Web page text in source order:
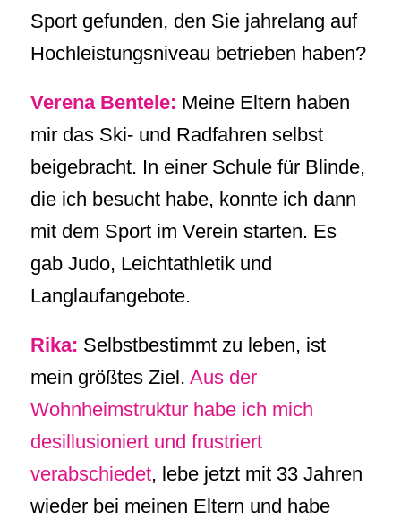
Sport gefunden, den Sie jahrelang auf
Hochleistungsniveau betrieben haben?
Verena Bentele: Meine Eltern haben
mir das Ski- und Radfahren selbst
beigebracht. In einer Schule für Blinde,
die ich besucht habe, konnte ich dann
mit dem Sport im Verein starten. Es
gab Judo, Leichtathletik und
Langlaufangebote.
Rika: Selbstbestimmt zu leben, ist
mein größtes Ziel. Aus der
Wohnheimstruktur habe ich mich
desillusioniert und frustriert
verabschiedet, lebe jetzt mit 33 Jahren
wieder bei meinen Eltern und habe